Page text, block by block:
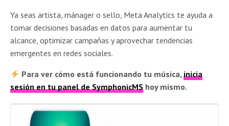
Ya seas artista, mánager o sello, Meta Analytics te ayuda a
tomar decisiones basadas en datos para aumentar tu
alcance, optimizar campañas y aprovechar tendencias
emergentes en redes sociales.
Para ver cómo está funcionando tu música,inicia
sesión en tu panel de SymphonicMS hoy mismo.